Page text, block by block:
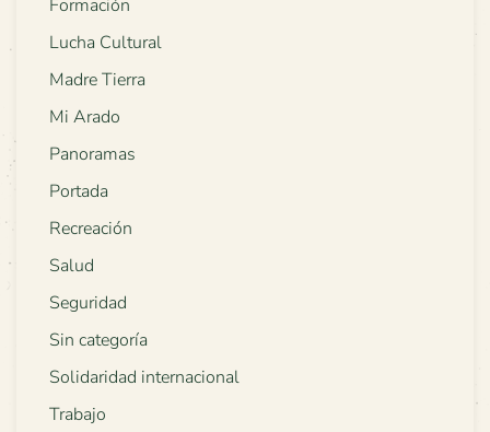
Formación
Lucha Cultural
Madre Tierra
Mi Arado
Panoramas
Portada
Recreación
Salud
Seguridad
Sin categoría
Solidaridad internacional
Trabajo